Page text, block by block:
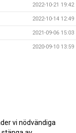
2022-10-21 19:42
2022-10-14 12:49
2021-09-06 15:03
2020-09-10 13:59
vi nödvändiga